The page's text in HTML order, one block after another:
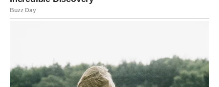
period pripremile posebno za vas.
mjestu na kojem ste oduvijek željeli biti. Sreća će vas
pratiti na svakom koraku, a mnogi će vam zavidjeti na
svemu lijepom što vam dolazi.